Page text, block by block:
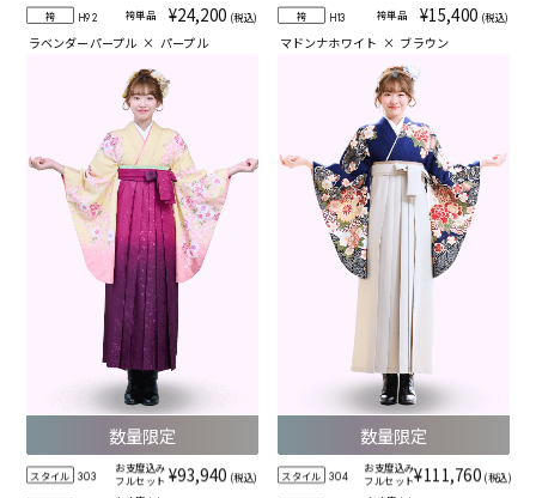
袴 H92 袴単品 ¥24,200 (税込)
ラベンダーパープル × パープル
袴 H13 袴単品 ¥15,400 (税込)
マドンナホワイト × ブラウン
数量限定
スタイル 303
お支度込み
フルセット ¥93,940 (税込)
数量限定
スタイル 304
お支度込み
フルセット¥111,760 (税込)